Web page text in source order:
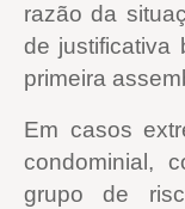
razão da
de justificativa
primeira
Em casos
condominial,
grupo de